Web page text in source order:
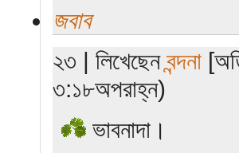
জবাব
২৩ | লিখেছেনবন্দনা
৩:১৮অপরাহ্ন)
ভাবনাদা।